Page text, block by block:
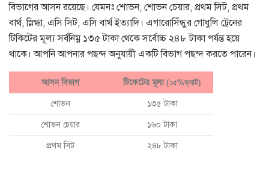
বিভাগের আসন রয়েছে। যেমনঃ শোভন, শোভন চেয়ার, প্রথম সিট, প্রথম
বার্থ, স্নিগ্ধা, এসি সিট, এসি বার্থ ইত্যাদি। এগারোসিঁন্ধুর গোধুলি ট্রেনের
টিকিটের মূল্য সর্বনিম্ন ১৩৫ টাকা থেকে সর্বোচ্চ ২৪৮ টাকা পর্যন্ত হয়ে
থাকে। আপনি আপনার পছন্দ অনুযায়ী একটি বিভাগ পছন্দ করতে পারেন।
আসন বিভাগ টিকেটের মূল্য(১৫%ভ্যাট)
শোভন ১৩৫ টাকা
শোভন চেয়ার ১৬০ টাকা
প্রথম সিট ২৪৮ টাকা